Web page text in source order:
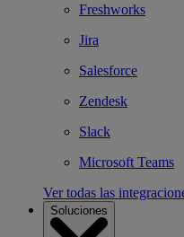
Freshworks
Jira
Salesforce
Zendesk
Slack
Microsoft Teams
Ver todas las
Soluciones